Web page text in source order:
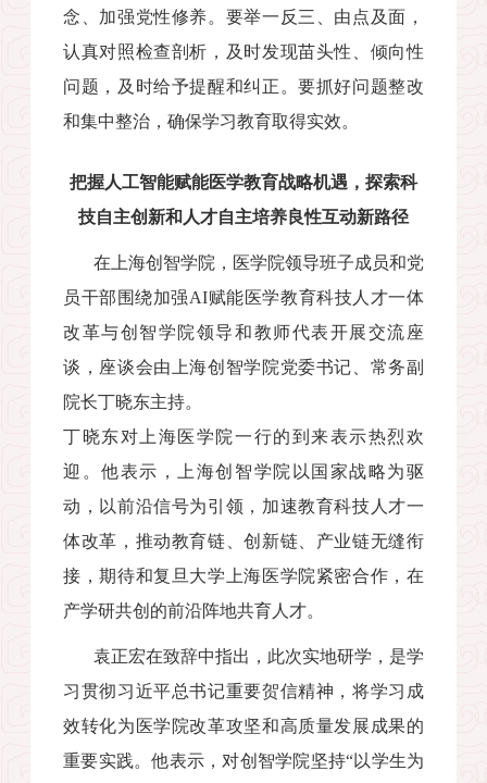
念、加强党性修养。要举一反三、由点及面，
认真对照检查剖析，及时发现苗头性、倾向性
问题，及时给予提醒和纠正。要抓好问题整改
和集中整治，确保学习教育取得实效。
把握人工智能赋能医学教育战略机遇，探索科
技自主创新和人才自主培养良性互动新路径
在上海创智学院，医学院领导班子成员和党
员干部围绕加强AI赋能医学教育科技人才一体
改革与创智学院领导和教师代表开展交流座
谈，座谈会由上海创智学院党委书记、常务副
院长丁晓东主持。
丁晓东对上海医学院一行的到来表示热烈欢
迎。他表示，上海创智学院以国家战略为驱
动，以前沿信号为引领，加速教育科技人才一
体改革，推动教育链、创新链、产业链无缝衔
接，期待和复旦大学上海医学院紧密合作，在
产学研共创的前沿阵地共育人才。
袁正宏在致辞中指出，此次实地研学，是学
习贯彻习近平总书记重要贺信精神，将学习成
效转化为医学院改革攻坚和高质量发展成果的
重要实践。他表示，对创智学院坚持“以学生为